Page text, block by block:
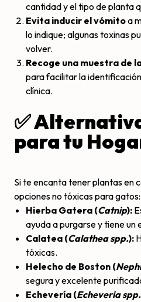
cantidad y el tipo de planta
Evita inducir el vómitoa
lo indique; algunas toxinas
volver.
Recoge una muestra de
para facilitar la
clínica.
✅
para tu
Si te encanta tener plantas en
opciones no tóxicas para gatos:
Hierba Gatera (Catnip):
ayuda a purgarse y tiene
Calatea (Calathea spp.):
tóxicas.
Helecho de Boston (
segura y excelente
Echevería (Echeveria spp.